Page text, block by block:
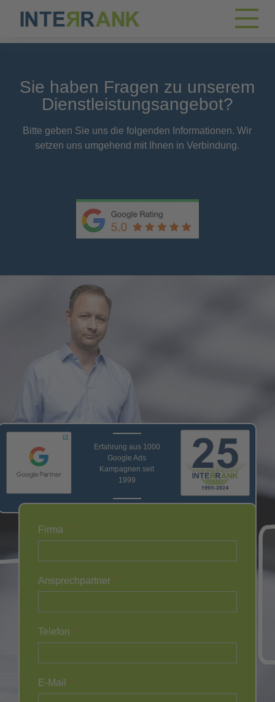
Sie haben Fragen zu unserem
Dienstleistungsangebot?
Bitte geben Sie uns die folgenden Informationen. Wir
setzen uns umgehend mit Ihnen in Verbindung.
Erfahrung aus 1000
Google Ads
Kampagnen seit
1999
Firma
Ansprechpartner
Telefon
E-Mail